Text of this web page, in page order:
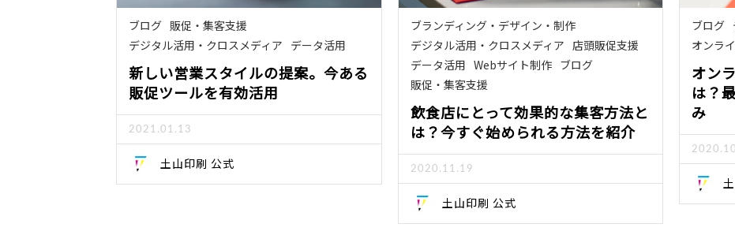
ブログ 販促・集客支援
デジタル活用・クロスメディア データ活用
新しい営業スタイルの提案。今ある
販促ツールを有効活用
2021.01.13
土山印刷 公式
ブランディング・デザイン・制作
デジタル活用・クロスメディア 店頭販促支援
データ活用 Webサイト制作 ブログ
販促・集客支援
飲食店にとって効果的な集客方法と
は？今すぐ始められる方法を紹介
2020.11.19
土山印刷 公式
ブログ
オンラ
オン
は？
み